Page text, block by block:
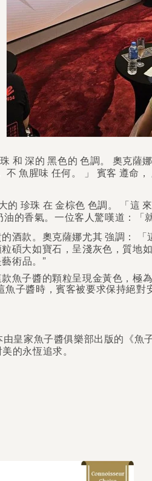
和 深的 黑色的 色調。 奧克薩娜
不 魚腥味 任何。 」 賓客 遵命，
的 珍珠 在 金棕色 色調。 「這 來
油的香氣。一位客人驚嘆道：「
酒款。奧克薩娜尤其 強調： 「
碩大如寶石，呈淺灰色，質地
術品。”
魚子醬的顆粒呈現金黃色，極為
魚子醬時，賓客被要求保持絕
皇家魚子醬俱樂部出版的《魚子
的永恆追求。